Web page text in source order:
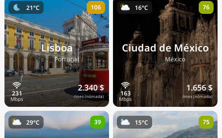
Lisboa
🇵🇹Portugal
2.340 $
/mes (nómada)
21°C 106
Ciudad de México
🇲🇽México
1.656 $
/mes (nómada)
16°C 76
29°C 39 15°C 75
Precios actuales por país